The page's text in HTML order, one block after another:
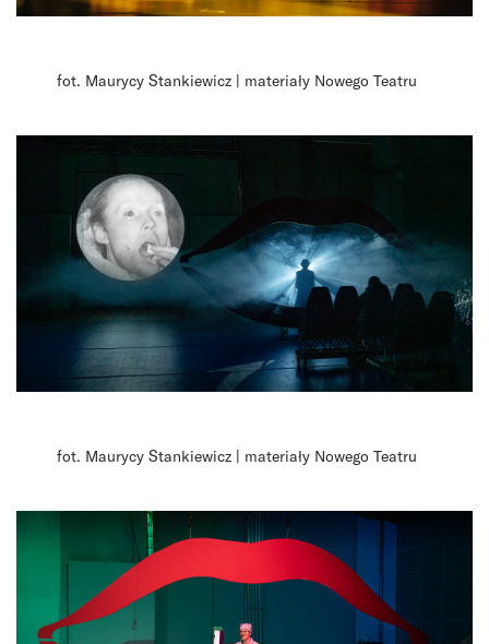
fot. Maurycy Stankiewicz | materiały Nowego Teatru
fot. Maurycy Stankiewicz | materiały Nowego Teatru